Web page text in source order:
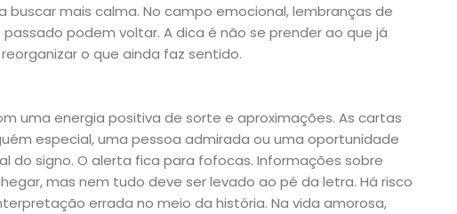
buscar mais calma. No campo emocional, lembranças de
podem voltar. A dica é não se prender ao que já
o que ainda faz sentido.
uma energia positiva de sorte e aproximações. As cartas
especial, uma pessoa admirada ou uma oportunidade
do signo. O alerta fica para fofocas. Informações sobre
mas nem tudo deve ser levado ao pé da letra. Há risco
errada no meio da história. Na vida amorosa,